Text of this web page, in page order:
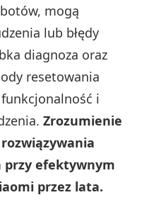
mogą
lub błędy
diagnoza oraz
resetowania
i
Zrozumienie
przy efektywnym
przez lata.